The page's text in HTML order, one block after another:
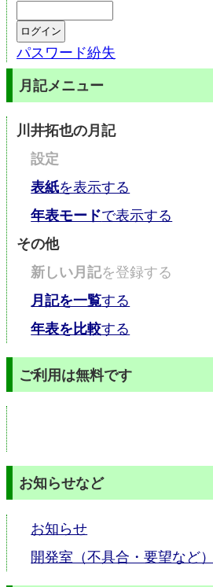
パスワード紛失
月記メニュー
川井拓也の月記
設定
表紙を表示する
年表モードで表示する
その他
新しい月記を登録する
月記を一覧する
年表を比較する
ご利用は無料です
お知らせなど
お知らせ
開発室（不具合・要望など）